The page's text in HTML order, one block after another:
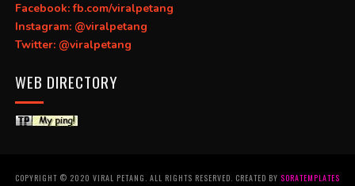
Facebook: fb.com/viralpetang
Instagram: @viralpetang
Twitter: @viralpetang
WEB DIRECTORY
COPYRIGHT © 2020 VIRAL PETANG. ALL RIGHTS RESERVED. CREATED BY SORATEMPLATES